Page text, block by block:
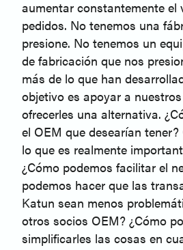
aumentar constantemente el
pedidos. No tenemos una
presione. No tenemos un
de fabricación que nos
más de lo que han
objetivo es apoyar a
ofrecerles una alternativa.
el OEM que desearían
lo que es realmente
¿Cómo podemos facilitar el
podemos hacer que las
Katun sean menos
otros socios OEM? ¿Cómo
simplificarles las cosas en